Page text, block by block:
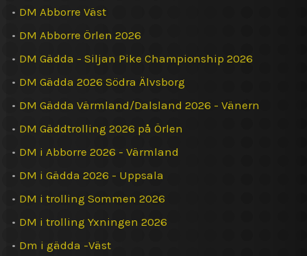
• DM Abborre Väst
• DM Abborre Örlen 2026
• DM Gädda - Siljan Pike Championship 2026
• DM Gädda 2026 Södra Älvsborg
• DM Gädda Värmland/Dalsland 2026 - Vänern
• DM Gäddtrolling 2026 på Örlen
• DM i Abborre 2026 - Värmland
• DM i Gädda 2026 - Uppsala
• DM i trolling Sommen 2026
• DM i trolling Yxningen 2026
• Dm i gädda -Väst